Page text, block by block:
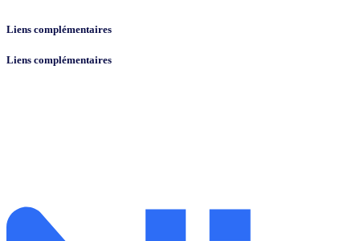
Liens complémentaires
Liens complémentaires